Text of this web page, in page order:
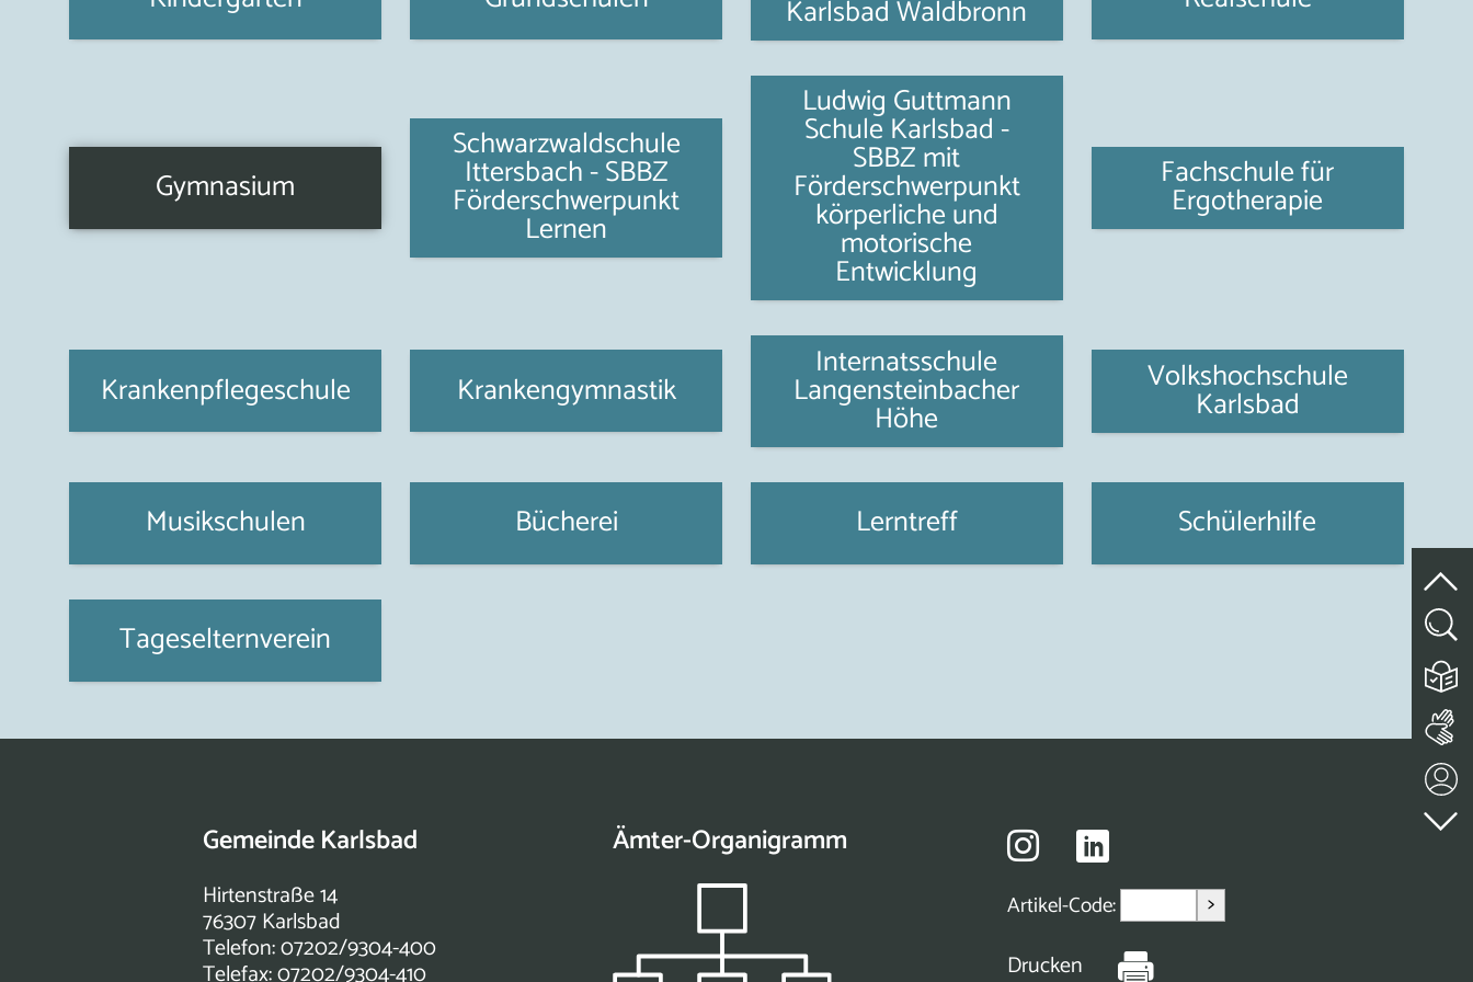
Karlsbad Waldbronn
Gymnasium
Schwarzwaldschule
Ittersbach - SBBZ
Förderschwerpunkt
Lernen
Ludwig Guttmann
Schule Karlsbad -
SBBZ mit
Förderschwerpunkt
körperliche und
motorische
Entwicklung
Fachschule für
Ergotherapie
Krankenpflegeschule Krankengymnastik
Internatsschule
Langensteinbacher
Höhe
Volkshochschule
Karlsbad
Musikschulen Bücherei Lerntreff Schülerhilfe
Tageselternverein
Gemeinde Karlsbad
Hirtenstraße 14
76307 Karlsbad
Telefon: 07202/9304-400
Telefax: 07202/9304-410
Ämter-Organigramm
Artikel-Code: >
Drucken